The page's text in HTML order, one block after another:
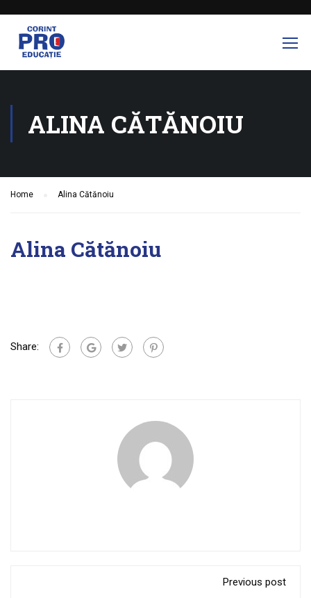
ALINA CĂTĂNOIU
Home Alina Cătănoiu
Alina Cătănoiu
Share:
Previous post